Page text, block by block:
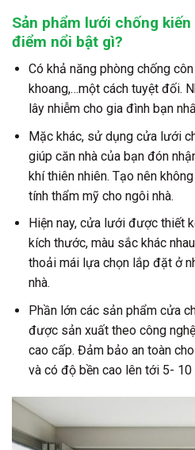
Sản phẩm lưới chống
điểm nổi bật gì?
Có khả năng phòng chống
khoang,…một cách tuyệt đối.
lây nhiễm cho gia đình bạn
Mặc khác, sử dụng cửa lưới
giúp căn nhà của bạn đón
khí thiên nhiên. Tạo nên
tính thẩm mỹ cho ngôi nhà.
Hiện nay, cửa lưới được thiết
kích thước, màu sắc khác
thoải mái lựa chọn lắp đặt ở
nhà.
Phần lớn các sản phẩm cửa
được sản xuất theo công
cao cấp. Đảm bảo an toàn
và có độ bền cao lên tới 5- 10